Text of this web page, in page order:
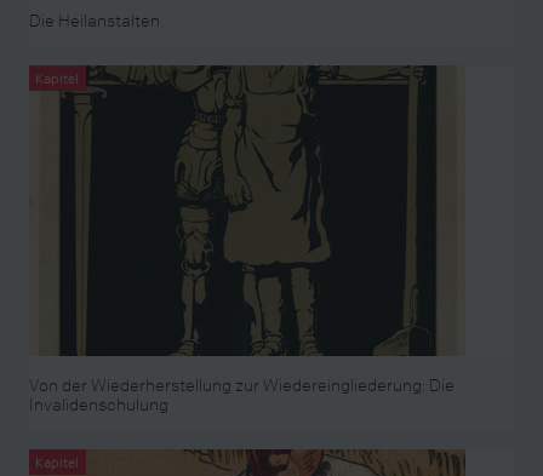
Die Heilanstalten
Kapitel
Von der Wiederherstellung zur Wiedereingliederung: Die
Invalidenschulung
Kapitel